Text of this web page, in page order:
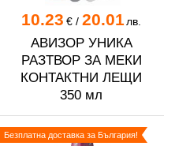
10.23 €/ 20.01лв.
АВИЗОР УНИКА
РАЗТВОР ЗА МЕКИ
КОНТАКТНИ ЛЕЩИ
350 мл
Безплатна доставка за България!